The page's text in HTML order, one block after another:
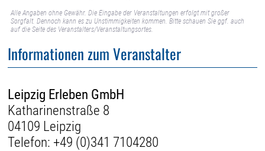
Alle Angaben ohne Gewähr. Die Eingabe der Veranstaltungen erfolgt mit großer
Sorgfalt. Dennoch kann es zu Unstimmigkeiten kommen. Bitte schauen Sie ggf. auch
auf die Seite des Veranstalters/Veranstaltungsortes.
Informationen zum Veranstalter
Leipzig Erleben GmbH
Katharinenstraße 8
04109 Leipzig
Telefon: +49 (0)341 7104280